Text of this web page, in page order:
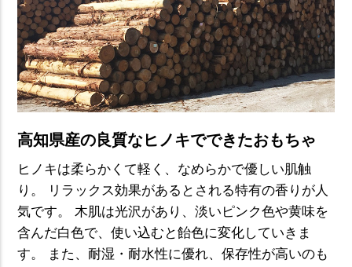
高知県産の良質なヒノキでできたおもちゃ
ヒノキは柔らかくて軽く、なめらかで優しい肌触
り。
リラックス効果があるとされる特有の香りが人
気です。
木肌は光沢があり、淡いピンク色や黄味を
含んだ白色で、使い込むと飴色に変化していきま
す。
また、耐湿・耐水性に優れ、保存性が高いのも